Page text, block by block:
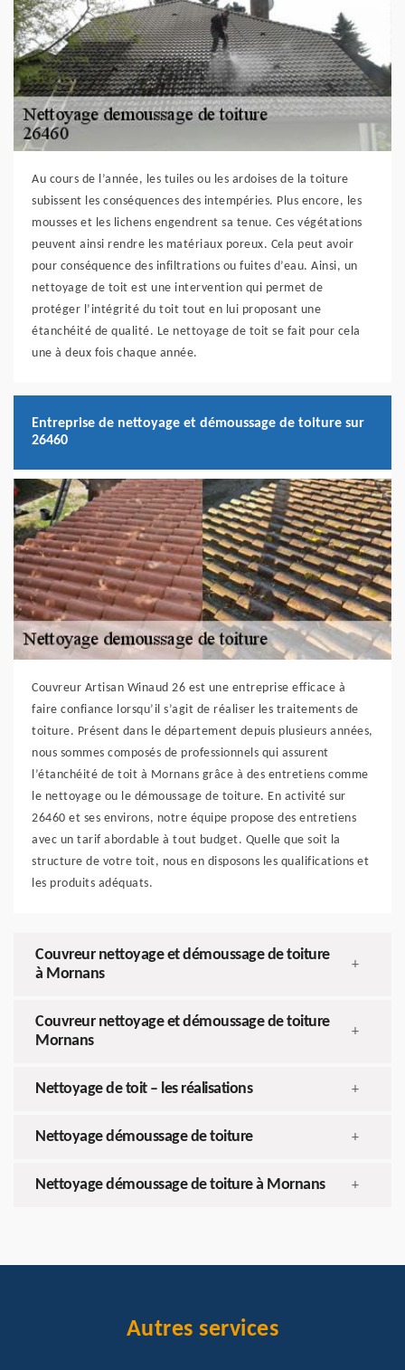
Au cours de l’année, les tuiles ou les ardoises de la toiture
subissent les conséquences des intempéries. Plus encore, les
mousses et les lichens engendrent sa tenue. Ces végétations
peuvent ainsi rendre les matériaux poreux. Cela peut avoir
pour conséquence des infiltrations ou fuites d’eau. Ainsi, un
nettoyage de toit est une intervention qui permet de
protéger l’intégrité du toit tout en lui proposant une
étanchéité de qualité. Le nettoyage de toit se fait pour cela
une à deux fois chaque année.
Entreprise de nettoyage et démoussage de toiture sur
26460
Couvreur Artisan Winaud 26 est une entreprise efficace à
faire confiance lorsqu’il s’agit de réaliser les traitements de
toiture. Présent dans le département depuis plusieurs années,
nous sommes composés de professionnels qui assurent
l’étanchéité de toit à Mornans grâce à des entretiens comme
le nettoyage ou le démoussage de toiture. En activité sur
26460 et ses environs, notre équipe propose des entretiens
avec un tarif abordable à tout budget. Quelle que soit la
structure de votre toit, nous en disposons les qualifications et
les produits adéquats.
Couvreur nettoyage et démoussage de toiture
à Mornans
+
Couvreur nettoyage et démoussage de toiture
Mornans
+
Nettoyage de toit – les réalisations +
Nettoyage démoussage de toiture +
Nettoyage démoussage de toiture à Mornans +
Autres services